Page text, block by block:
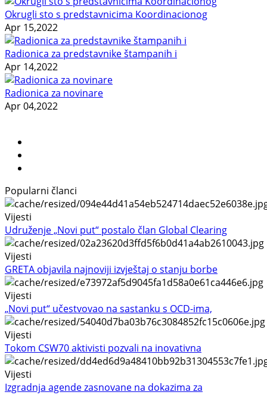
Okrugli sto s predstavnicima Koordinacionog
Apr 15,2022
Radionica za predstavnike štampanih i
Apr 14,2022
Radionica za novinare
Apr 04,2022
Popularni članci
Vijesti
Udruženje „Novi put“ postalo član Global Clearing
Vijesti
GRETA objavila najnoviji izvještaj o stanju borbe
Vijesti
„Novi put“ učestvovao na sastanku s OCD-ima,
Vijesti
Tokom CSW70 aktivisti pozvali na inovativna
Vijesti
Izgradnja agende zasnovane na dokazima za